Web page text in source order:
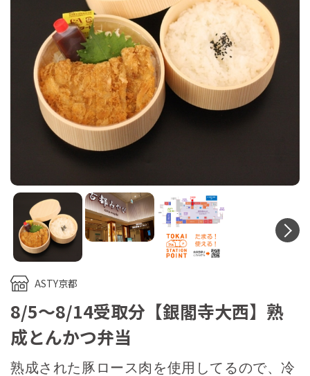
ASTY京都
8/5～8/14受取分【銀閣寺大西】熟
成とんかつ弁当
熟成された豚ロース肉を使用してるので、冷